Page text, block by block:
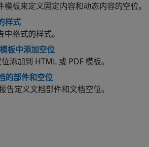
模板来定义固定内容和动态内容的空位。
样式
格式的样式。
板中添加空位
添加到 HTML 或 PDF 模板。
的部件和空位
告定义文档部件和文档空位。